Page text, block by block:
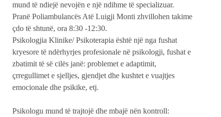
mund të ndiejë nevojën e një ndihme të specializuar.
Pranë Poliambulancës Atë Luigji Monti zhvillohen takime
çdo të shtunë, ora 8:30 -12:30.
Psikologjia Klinike/ Psikoterapia është një nga fushat
kryesore të ndërhyrjes profesionale në psikologji, fushat e
zbatimit të së cilës janë: problemet e adaptimit,
çrregullimet e sjelljes, gjendjet dhe kushtet e vuajtjes
emocionale dhe psikike, etj.
Psikologu mund të trajtojë dhe mbajë nën kontroll: